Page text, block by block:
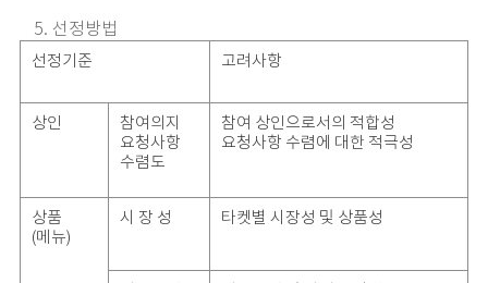
5. 선정방법
선정기준
고려사항
상인
참여의지
요청사항
수렴도
참여 상인으로서의 적합성
요청사항 수렴에 대한 적극성
상품
(메뉴)
시 장 성 타켓별 시장성 및 상품성